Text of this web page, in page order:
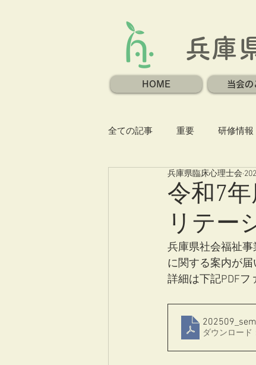
兵庫
HOME 当会の
全ての記事 重要 研修情報
令和7
リテー
兵庫県臨床心理士会
兵庫県社会福祉
に関する案内が届
詳細は下記PDFフ
ダウンロード